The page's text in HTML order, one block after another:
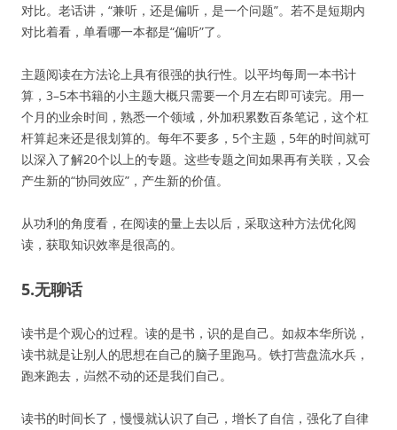
对比。老话讲，“兼听，还是偏听，是一个问题”。若不是短期内
对比着看，单看哪一本都是“偏听”了。
主题阅读在方法论上具有很强的执行性。以平均每周一本书计
算，3–5本书籍的小主题大概只需要一个月左右即可读完。用一
个月的业余时间，熟悉一个领域，外加积累数百条笔记，这个杠
杆算起来还是很划算的。每年不要多，5个主题，5年的时间就可
以深入了解20个以上的专题。这些专题之间如果再有关联，又会
产生新的“协同效应”，产生新的价值。
从功利的角度看，在阅读的量上去以后，采取这种方法优化阅
读，获取知识效率是很高的。
5.无聊话
读书是个观心的过程。读的是书，识的是自己。如叔本华所说，
读书就是让别人的思想在自己的脑子里跑马。铁打营盘流水兵，
跑来跑去，岿然不动的还是我们自己。
读书的时间长了，慢慢就认识了自己，增长了自信，强化了自律